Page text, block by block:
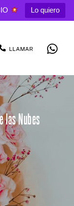
Lo quiero
LLAMAR
las Nubes